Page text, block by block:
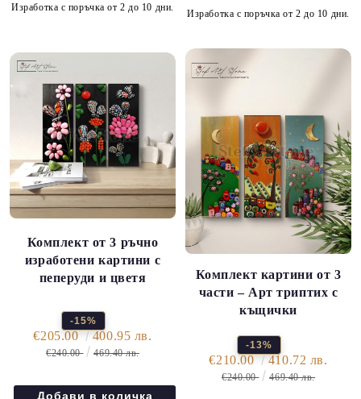
Изработка с поръчка от 2 до 10 дни.
Изработка с поръчка от 2 до 10 дни.
Комплект от 3 ръчно
изработени картини с
пеперуди и цветя
-15%
€205.00 400.95 лв.
€240.00 469.40 лв.
Комплект картини от 3
части – Арт триптих с
къщички
-13%
€210.00 410.72 лв.
€240.00 469.40 лв.